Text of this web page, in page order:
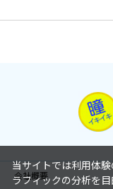
会社概要
当サイトでは利用体
ラフィックの分析を